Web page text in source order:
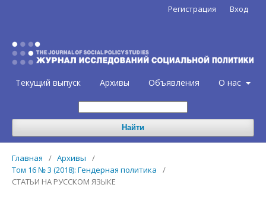
Текущий выпуск Архивы Объявления О нас
Найти
Регистрация Вход
Главная / Архивы
/
Том 16 № 3 (2018): Гендерная политика
/
СТАТЬИ НА РУССКОМ ЯЗЫКЕ